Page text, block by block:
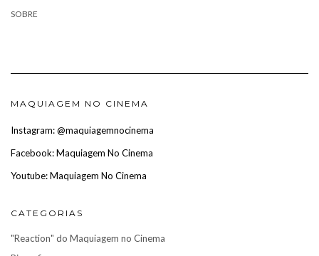
SOBRE
MAQUIAGEM NO CINEMA
Instagram: @maquiagemnocinema
Facebook: Maquiagem No Cinema
Youtube: Maquiagem No Cinema
CATEGORIAS
"Reaction" do Maquiagem no Cinema